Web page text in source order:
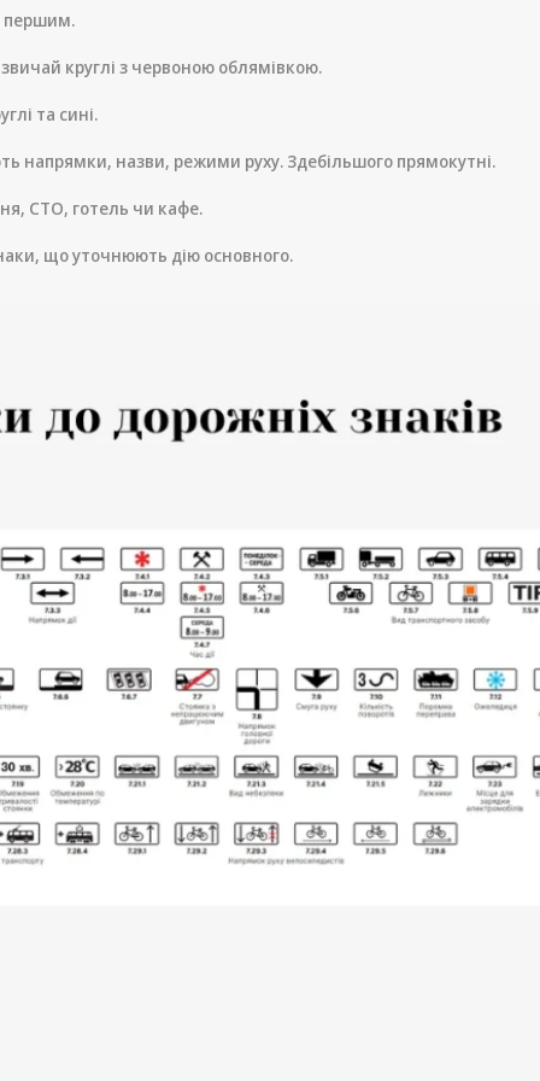
першим.
круглі з червоною облямівкою.
та сині.
напрямки, назви, режими руху. Здебільшого прямокутні.
СТО, готель чи кафе.
що уточнюють дію основного.